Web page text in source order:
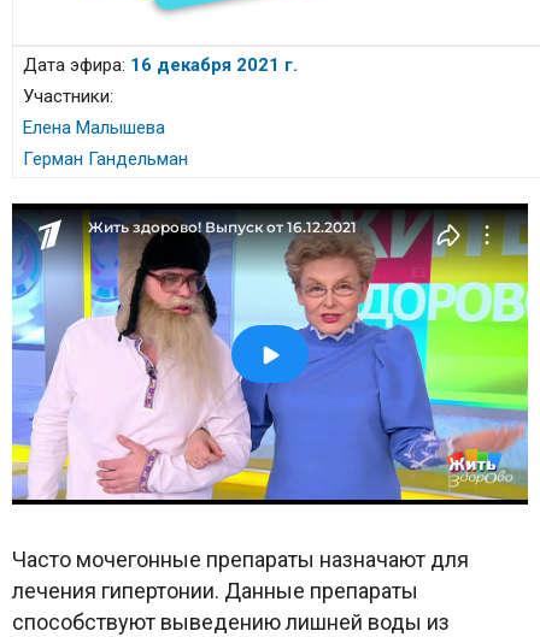
Дата эфира: 16 декабря 2021 г.
Участники:
Елена Малышева
Герман Гандельман
Часто мочегонные препараты назначают для
лечения гипертонии. Данные препараты
способствуют выведению лишней воды из